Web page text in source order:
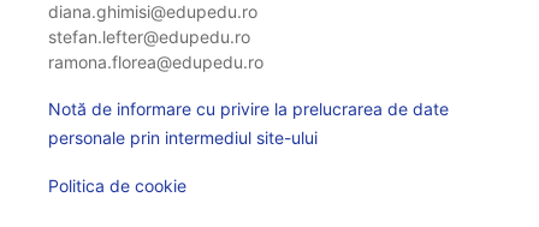
diana.ghimisi@edupedu.ro
stefan.lefter@edupedu.ro
ramona.florea@edupedu.ro
Notă de informare cu privire la prelucrarea de date
personale prin intermediul site-ului
Politica de cookie